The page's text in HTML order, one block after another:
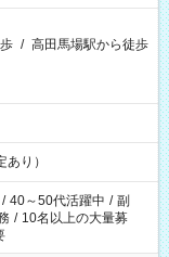
/ 高田馬場駅から徒歩
り）
/ 40～50代活躍中 / 副
/ 10名以上の大量募